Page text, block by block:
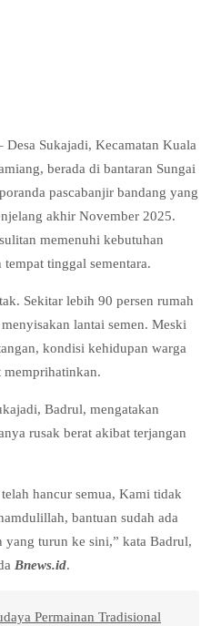
Desa Sukajadi, Kecamatan Kuala
berada di bantaran Sungai
pascabanjir bandang yang
akhir November 2025.
memenuhi kebutuhan
tinggal sementara.
Sekitar lebih 90 persen rumah
lantai semen. Meski
kondisi kehidupan warga
memprihatinkan.
Badrul, mengatakan
rusak berat akibat terjangan
hancur semua, Kami tidak
bantuan sudah ada
yang turun ke sini,” kata Badrul,
Bnews.id.
Permainan Tradisional